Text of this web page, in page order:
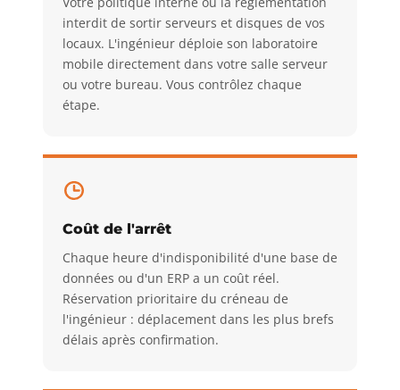
interdit de sortir serveurs et disques de vos
locaux. L'ingénieur déploie son laboratoire
mobile directement dans votre salle serveur
ou votre bureau. Vous contrôlez chaque
étape.
Coût de l'arrêt
Chaque heure d'indisponibilité d'une base de
données ou d'un ERP a un coût réel.
Réservation prioritaire du créneau de
l'ingénieur : déplacement dans les plus brefs
délais après confirmation.